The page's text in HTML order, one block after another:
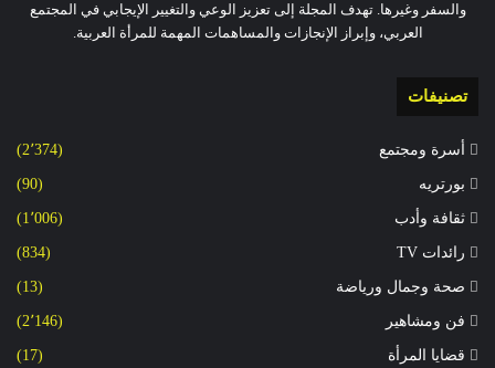
والسفر وغيرها. تهدف المجلة إلى تعزيز الوعي والتغيير الإيجابي في المجتمع
العربي، وإبراز الإنجازات والمساهمات المهمة للمرأة العربية.
تصنيفات
أسرة ومجتمع (2٬374)
بورتريه (90)
ثقافة وأدب (1٬006)
رائدات TV (834)
صحة وجمال ورياضة (13)
فن ومشاهير (2٬146)
قضايا المرأة (17)